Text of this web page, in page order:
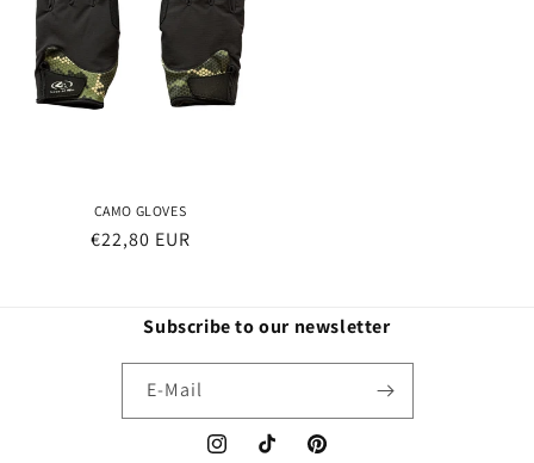
CAMO GLOVES
Normaler
€22,80 EUR
Subscribe to our newsletter
E-Mail
InstagramTikTok Pinterest